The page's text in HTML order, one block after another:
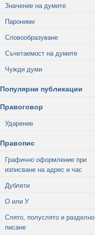
Значение на думите
Пароними
Словообразуване
Съчетаемост на думите
Чужди думи
Популярни публикации
Правоговор
Ударение
Правопис
Графично оформление при
изписване на адрес и час
Дублети
О или У
Слято, полуслято и разделно
писане